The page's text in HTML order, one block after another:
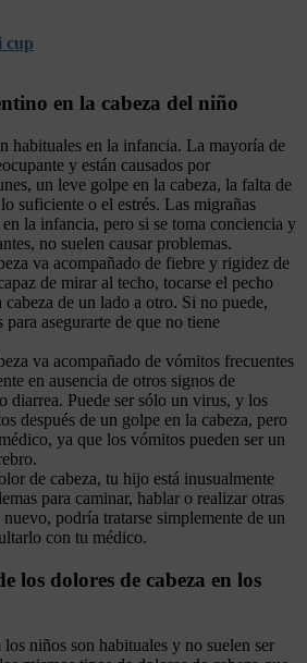
cup
en la cabeza del niño
habituales en la infancia. La mayoría de
y están causados por
un leve golpe en la cabeza, la falta de
suficiente o el estrés. Las migrañas
la infancia, pero si se toma conciencia y
no suelen causar problemas.
va acompañado de fiebre y rigidez de
de mirar al techo, tocarse el pecho
de un lado a otro. Si no puede,
asegurarte de que no tiene
va acompañado de vómitos frecuentes
en ausencia de otros signos de
diarrea. Puede ser sólo un virus, y los
después de un golpe en la cabeza, pero
ya que los vómitos pueden ser un
de cabeza, tu hijo está inusualmente
para caminar, hablar o realizar otras
podría tratarse simplemente de un
con tu médico.
los dolores de cabeza en los
niños son habituales y no suelen ser